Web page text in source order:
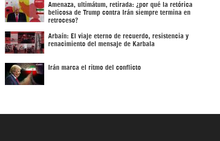
Amenaza, ultimátum, retirada: ¿por qué la retórica
belicosa de Trump contra Irán siempre termina en
retroceso?
Arbaín: El viaje eterno de recuerdo, resistencia y
renacimiento del mensaje de Karbala
Irán marca el ritmo del conflicto